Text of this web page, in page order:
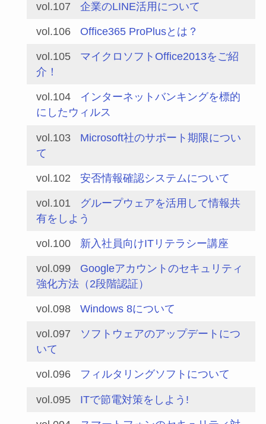
vol.107 企業のLINE活用について
vol.106 Office365 ProPlusとは？
vol.105
マイクロソフトOffice2013をご紹
介！
vol.104
インターネットバンキングを標的
にしたウィルス
vol.103
Microsoft社のサポート期限につい
て
vol.102 安否情報確認システムについて
vol.101
グループウェアを活用して情報共
有をしよう
vol.100 新入社員向けITリテラシー講座
vol.099
Googleアカウントのセキュリティ
強化方法（2段階認証）
vol.098 Windows 8について
vol.097
ソフトウェアのアップデートにつ
いて
vol.096 フィルタリングソフトについて
vol.095 ITで節電対策をしよう!